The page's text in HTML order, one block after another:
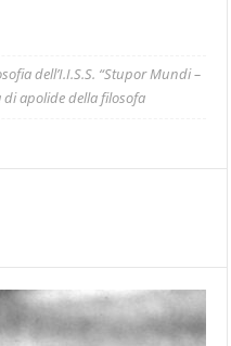
dell’I.I.S.S. “Stupor Mundi –
di apolide della filosofa